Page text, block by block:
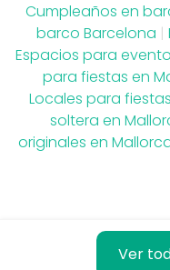
Cumpleaños en
barco Barcelona |
Espacios para
para fiestas en
Locales para
soltera en
originales en
Ver